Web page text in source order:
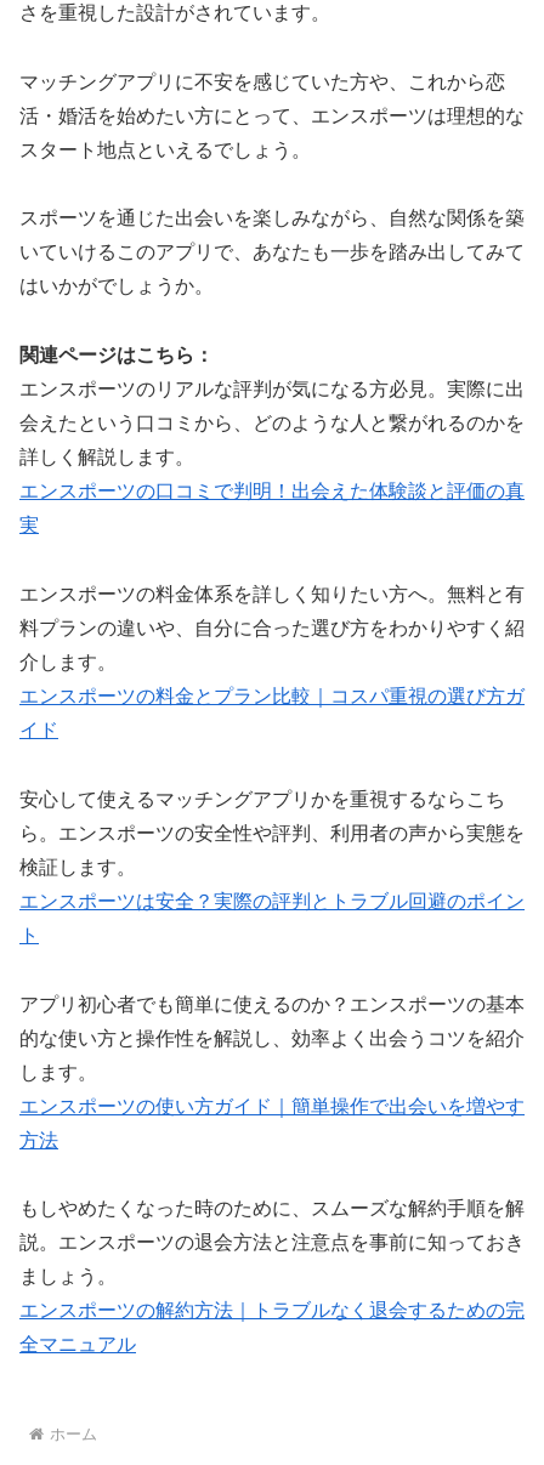
さを重視した設計がされています。
マッチングアプリに不安を感じていた方や、これから恋
活・婚活を始めたい方にとって、エンスポーツは理想的な
スタート地点といえるでしょう。
スポーツを通じた出会いを楽しみながら、自然な関係を築
いていけるこのアプリで、あなたも一歩を踏み出してみて
はいかがでしょうか。
関連ページはこちら：
エンスポーツのリアルな評判が気になる方必見。実際に出
会えたという口コミから、どのような人と繋がれるのかを
詳しく解説します。
エンスポーツの口コミで判明！出会えた体験談と評価の真
実
エンスポーツの料金体系を詳しく知りたい方へ。無料と有
料プランの違いや、自分に合った選び方をわかりやすく紹
介します。
エンスポーツの料金とプラン比較｜コスパ重視の選び方ガ
イド
安心して使えるマッチングアプリかを重視するならこち
ら。エンスポーツの安全性や評判、利用者の声から実態を
検証します。
エンスポーツは安全？実際の評判とトラブル回避のポイン
ト
アプリ初心者でも簡単に使えるのか？エンスポーツの基本
的な使い方と操作性を解説し、効率よく出会うコツを紹介
します。
エンスポーツの使い方ガイド｜簡単操作で出会いを増やす
方法
もしやめたくなった時のために、スムーズな解約手順を解
説。エンスポーツの退会方法と注意点を事前に知っておき
ましょう。
エンスポーツの解約方法｜トラブルなく退会するための完
全マニュアル
ホーム